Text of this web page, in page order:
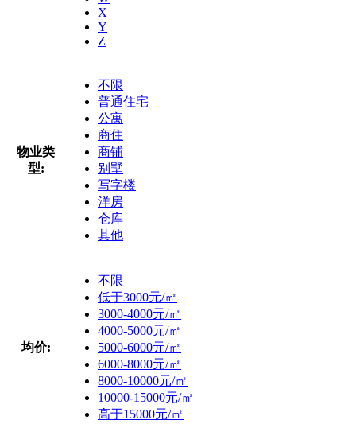
X
Y
Z
物业类
型:
不限
普通住宅
公寓
商住
商铺
别墅
写字楼
洋房
仓库
其他
均价:
不限
低于3000元/㎡
3000-4000元/㎡
4000-5000元/㎡
5000-6000元/㎡
6000-8000元/㎡
8000-10000元/㎡
10000-15000元/㎡
高于15000元/㎡